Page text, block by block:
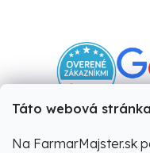
Táto webová
Na FarmarMajster.sk